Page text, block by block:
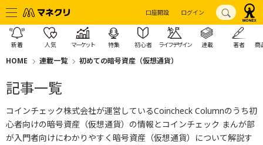
口座開設 ログイン
新着 人気 マーケット 特集 初心者 ライフデザイン 連載 著者 商
HOME 連載一覧 初めての暗号資産（仮想通貨）
記事一覧
コインチェック株式会社が運営しているCoincheck Columnのうち初
心者向けの暗号資産（仮想通貨）の情報とコインチェック まんが部
が入門者向けにわかりやすく暗号資産（仮想通貨）について解説す